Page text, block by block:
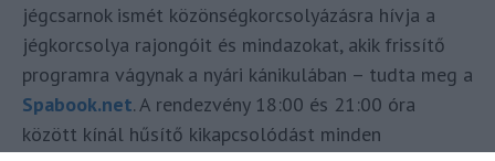
jégcsarnok ismét közönségkorcsolyázásra hívja a
jégkorcsolya rajongóit és mindazokat, akik frissítő
programra vágynak a nyári kánikulában – tudta meg a
Spabook.net. A rendezvény 18:00 és 21:00 óra
között kínál hűsítő kikapcsolódást minden